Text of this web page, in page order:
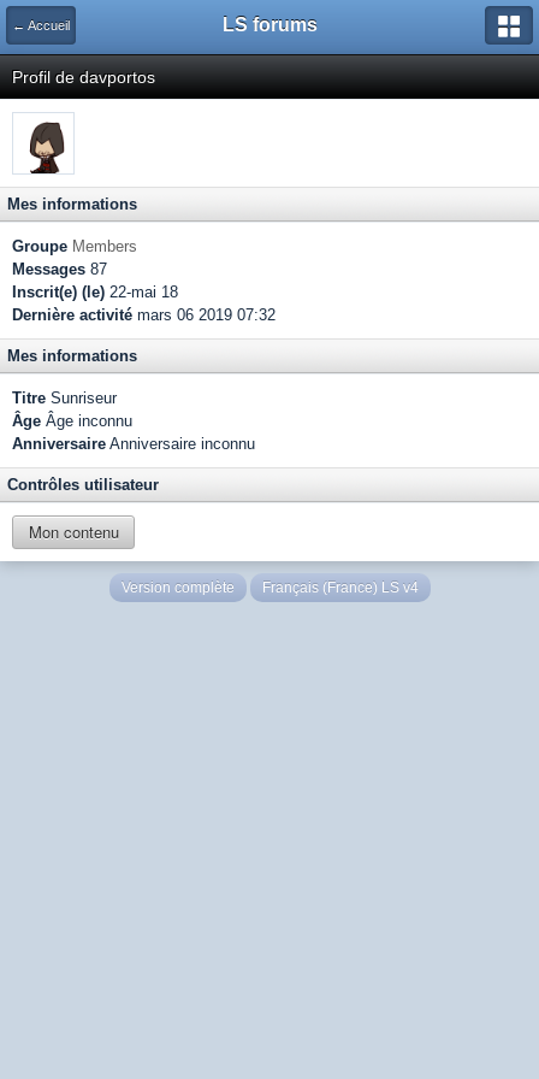
← Accueil LS forums
Profil de davportos
Mes informations
Groupe Members
Messages 87
Inscrit(e) (le) 22-mai 18
Dernière activité mars 06 2019 07:32
Mes informations
Titre Sunriseur
Âge Âge inconnu
Anniversaire Anniversaire inconnu
Contrôles utilisateur
Mon contenu
Version complète Français (France) LS v4